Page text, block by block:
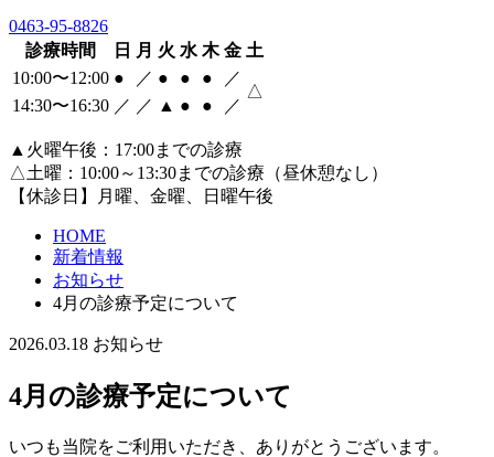
0463-95-8826
診療時間
日 月 火 水 木 金 土
10:00〜12:00 ● ／ ● ● ● ／
△
14:30〜16:30 ／ ／ ▲ ● ● ／
▲火曜午後：17:00までの診療
△土曜：10:00～13:30までの診療（昼休憩なし）
【休診日】月曜、金曜、日曜午後
HOME
新着情報
お知らせ
4月の診療予定について
2026.03.18 お知らせ
4月の診療予定について
いつも当院をご利用いただき、ありがとうございます。